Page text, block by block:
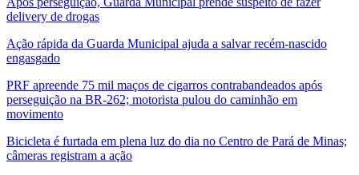
delivery de drogas
Ação rápida da Guarda Municipal ajuda a salvar recém-nascido
engasgado
PRF apreende 75 mil maços de cigarros contrabandeados após
perseguição na BR-262; motorista pulou do caminhão em
movimento
Bicicleta é furtada em plena luz do dia no Centro de Pará de Minas;
câmeras registram a ação